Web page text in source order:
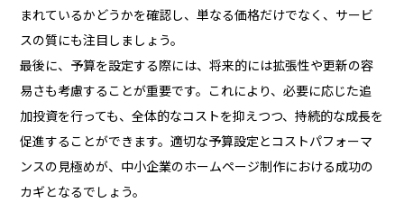
まれているかどうかを確認し、単なる価格だけでなく、サービ
スの質にも注目しましょう。
最後に、予算を設定する際には、将来的には拡張性や更新の容
易さも考慮することが重要です。これにより、必要に応じた追
加投資を行っても、全体的なコストを抑えつつ、持続的な成長を
促進することができます。適切な予算設定とコストパフォーマ
ンスの見極めが、中小企業のホームページ制作における成功の
カギとなるでしょう。